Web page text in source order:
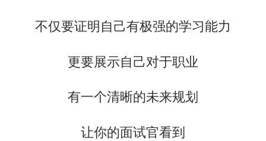
不仅要证明自己有极强的学习能力
更要展示自己对于职业
有一个清晰的未来规划
让你的面试官看到